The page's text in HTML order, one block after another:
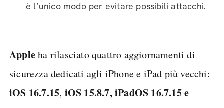
è l’unico modo per evitare possibili attacchi.
Appleha rilasciato quattro aggiornamenti di
sicurezza dedicati agli iPhone e iPad più vecchi:
iOS 16.7.15, iOS 15.8.7, iPadOS 16.7.15 e